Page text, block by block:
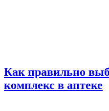
Как правильно
комплекс в аптеке